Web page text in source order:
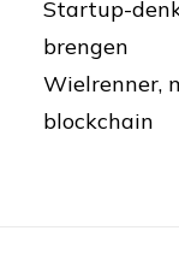
Startup-
brengen
Wielrenner,
blockchain